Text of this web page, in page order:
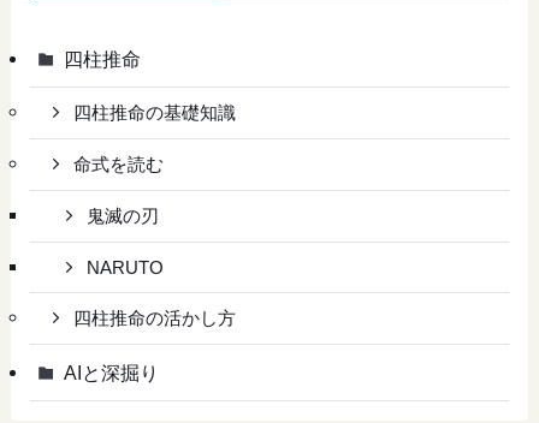
四柱推命
四柱推命の基礎知識
命式を読む
鬼滅の刃
NARUTO
四柱推命の活かし方
AIと深掘り